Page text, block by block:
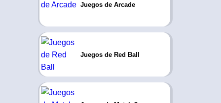
Juegos de Arcade
Juegos de Red Ball